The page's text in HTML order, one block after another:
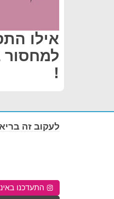
אילו
למחסור
!
לעקוב זה
התעדכנו